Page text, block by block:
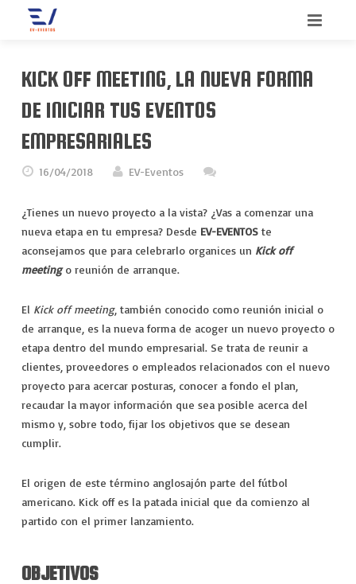
SERVICIOS
CONGRESOS
CONVENCIONES
INCENTIVOS
MERCHANDISING
VIAJES
EXPERIENCIAS
QUIENES SOMOS
CONTACTO
BLOG
KICK OFF MEETING, LA NUEVA FORMA
DE INICIAR TUS EVENTOS
EMPRESARIALES
16/04/2018 EV-Eventos
¿Tienes un nuevo proyecto a la vista? ¿Vas a comenzar una
nueva etapa en tu empresa? Desde EV-EVENTOSte
aconsejamos que para celebrarlo organices un Kick off
meetingo reunión de arranque.
El Kick off meeting, también conocido como reunión inicial o
de arranque, es la nueva forma de acoger un nuevo proyecto o
etapa dentro del mundo empresarial. Se trata de reunir a
clientes, proveedores o empleados relacionados con el nuevo
proyecto para acercar posturas, conocer a fondo el plan,
recaudar la mayor información que sea posible acerca del
mismo y, sobre todo, fijar los objetivos que se desean
cumplir.
El origen de este término anglosajón parte del fútbol
americano. Kick off es la patada inicial que da comienzo al
partido con el primer lanzamiento.
OBJETIVOS